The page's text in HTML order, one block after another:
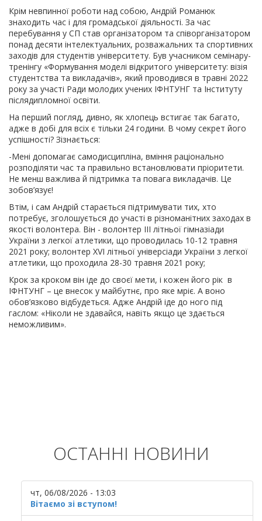
Крім невпинної роботи над собою, Андрій Романюк
знаходить час і для громадської діяльності. За час
перебування у СП став організатором та співорганізатором
понад десяти інтелектуальних, розважальних та спортивних
заходів для студентів університету. Був учасником семінару-
тренінгу «Формування моделі відкритого університету: візія
студентства та викладачів», який проводився в травні 2022
року за участі Ради молодих учених ІФНТУНГ та Інституту
післядипломної освіти.
На перший погляд, дивно, як хлопець встигає так багато,
адже в добі для всіх є тільки 24 години. В чому секрет його
успішності? Зізнається:
-Мені допомагає самодисципліна, вміння раціонально
розподіляти час та правильно встановлювати пріоритети.
Не менш важлива й підтримка та повага викладачів. Це
зобов’язує!
Втім, і сам Андрій старається підтримувати тих, хто
потребує, зголошується до участі в різноманітних заходах в
якості волонтера. Він - волонтер ІІІ літньої гімназіади
України з легкої атлетики, що проводилась 10-12 травня
2021 року; волонтер XVI літньої універсіади України з легкої
атлетики, що проходила 28-30 травня 2021 року;
Крок за кроком він іде до своєї мети, і кожен його рік в
ІФНТУНГ – це внесок у майбутнє, про яке мріє. А воно
обов’язково відбудеться. Адже Андрій іде до ного під
гаслом: «Ніколи не здавайся, навіть якщо це здається
неможливим».
ОСТАННІ НОВИНИ
чт, 06/08/2026 - 13:03
Вітаємо зі вступом!